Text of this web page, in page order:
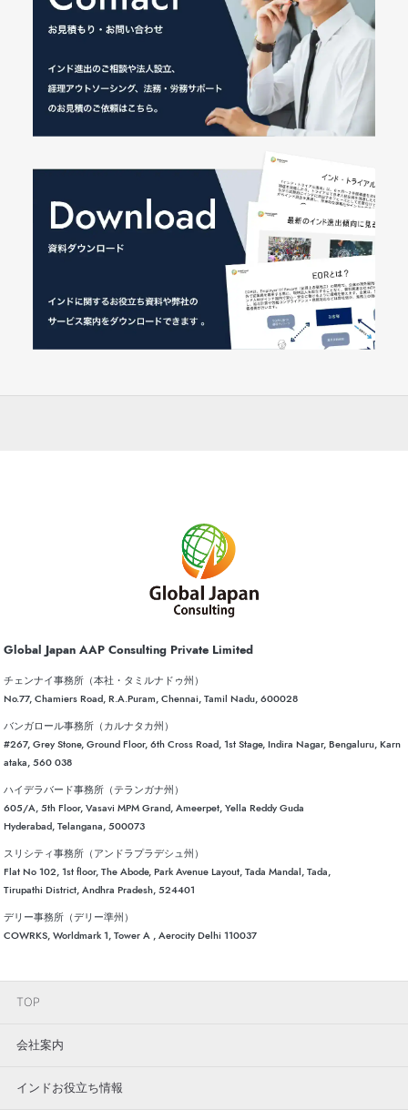
Global Japan AAP Consulting Private Limited
チェンナイ事務所（本社・タミルナドゥ州）
No.77, Chamiers Road, R.A.Puram, Chennai, Tamil Nadu, 600028
バンガロール事務所（カルナタカ州）
#267, Grey Stone, Ground Floor, 6th Cross Road, 1st Stage, Indira Nagar, Bengaluru, Karn
ataka, 560 038
ハイデラバード事務所（テランガナ州）
605/A, 5th Floor, Vasavi MPM Grand, Ameerpet, Yella Reddy Guda
Hyderabad, Telangana, 500073
スリシティ事務所（アンドラプラデシュ州）
Flat No 102, 1st floor, The Abode, Park Avenue Layout, Tada Mandal, Tada,
Tirupathi District, Andhra Pradesh, 524401
デリー事務所（デリー準州）
COWRKS, Worldmark 1, Tower A , Aerocity Delhi 110037
TOP
会社案内
インドお役立ち情報